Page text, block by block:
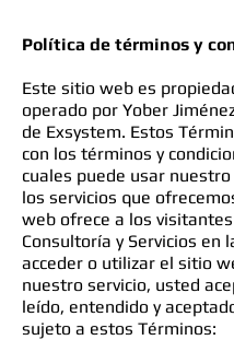
Política de términos y
Este sitio web es
operado por Yober
de Exsystem. Estos
con los términos y
cuales puede usar
los servicios que
web ofrece a los
Consultoría y Servicios en
acceder o utilizar el sitio
nuestro servicio, usted
leído, entendido y
sujeto a estos Términos: